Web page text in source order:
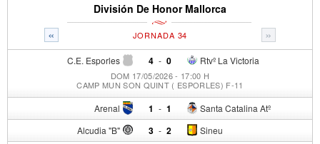
División De Honor Mallorca
« »
JORNADA 34
C.E. Esporles 4 - Rtvº La Victoria
0
DOM 17/05/2026 - 17:00 H
CAMP MUN SON QUINT ( ESPORLES) F-11
Arenal 1 - Santa Catalina Atº
1
Alcudia "B" 3 - Sineu
2